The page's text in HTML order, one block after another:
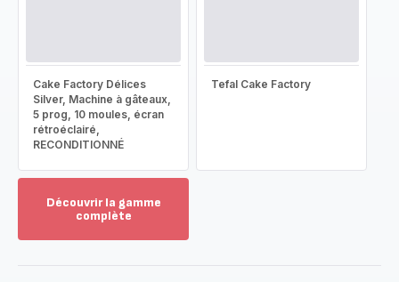
Cake Factory Délices
Silver, Machine à gâteaux,
5 prog, 10 moules, écran
rétroéclairé,
RECONDITIONNÉ
Tefal Cake Factory
Découvrir la gamme
complète